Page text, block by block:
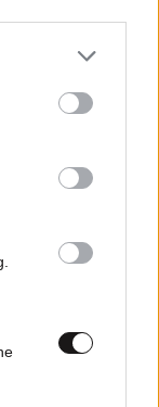
more Google
may click to
party tags to
below Google